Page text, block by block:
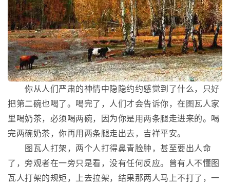
你从人们严肃的神情中隐隐约约感觉到了什么，只好
把第二碗也喝了。喝完了，人们才会告诉你，在图瓦人家
里喝奶茶，必须喝两碗，因为你是用两条腿走进来的。喝
完两碗奶茶，你再用两条腿走出去，吉祥平安。
图瓦人打架，两个人打得鼻青脸肿，甚至要出人命
了，旁观者在一旁只是看，没有任何反应。曾有人不懂图
瓦人打架的规矩，上去拉架，结果那两人马上不打了，一